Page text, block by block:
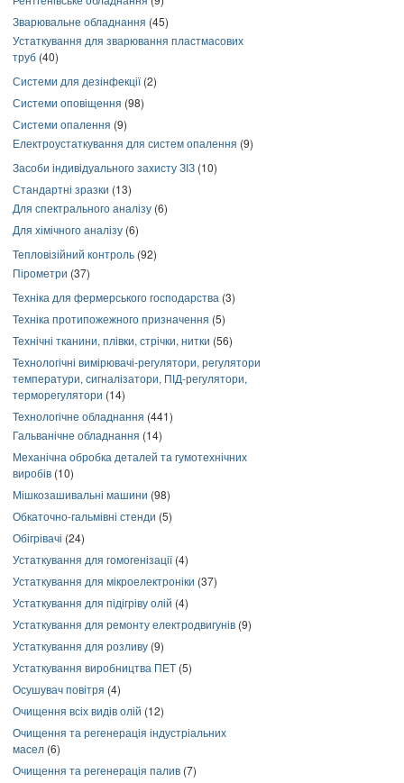
Зварювальне обладнання (45)
Устаткування для зварювання пластмасових
труб (40)
Системи для дезінфекції(2)
Системи оповіщення (98)
Системи опалення (9)
Електроустаткування для систем опалення (9)
Засоби індивідуального захисту ЗІЗ (10)
Стандартні зразки (13)
Для спектрального аналізу (6)
Для хімічного аналізу (6)
Тепловізійний контроль (92)
Пірометри (37)
Техніка для фермерського господарства (3)
Техніка протипожежного призначення (5)
Технічні тканини, плівки, стрічки, нитки (56)
Технологічні вимірювачі-регулятори, регулятори
температури, сигналізатори, ПІД-регулятори,
терморегулятори (14)
Технологічне обладнання (441)
Гальванічне обладнання (14)
Механічна обробка деталей та гумотехнічних
виробів (10)
Мішкозашивальні машини (98)
Обкаточно-гальмівні стенди (5)
Обігрівачі (24)
Устаткування для гомогенізації(4)
Устаткування для мікроелектроніки (37)
Устаткування для підігріву олій (4)
Устаткування для ремонту електродвигунів (9)
Устаткування для розливу (9)
Устаткування виробництва ПЕТ (5)
Осушувач повітря (4)
Очищення всіх видів олій (12)
Очищення та регенерація індустріальних
масел (6)
Очищення та регенерація палив (7)